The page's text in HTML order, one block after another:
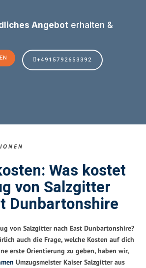
Angebot erhalten &
+4915792653392
Was kostet
von Salzgitter
Dunbartonshire
von Salzgitter nach East Dunbartonshire?
auch die Frage, welche Kosten auf dich
erste Orientierung zu geben, haben wir,
Umzugsmeister Kaiser Salzgitter aus